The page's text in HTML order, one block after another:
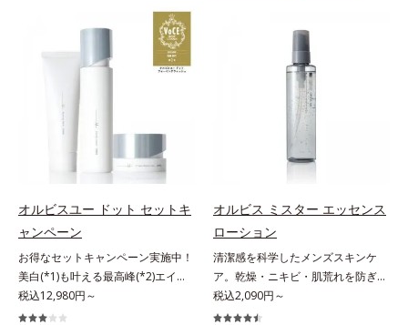
触れずに乾くまでそのままお待ちく
望の敏感肌用保湿スキンケアライン
「オルビス アクアニスト」。乾燥
敏感スランプの原因にアプローチす
る持続型トリプルアミノ酸(*4)を配
異物として排出されにくく、肌にと
どまってうるおいを蓄えてくれま
す。刺激を受けやすくなった角層を
うるおいで満たし、脱・敏感肌を目
指します。無油分・無着色・無香
料・アルコールフリー・界面活性剤
不使用(*5)・パラベンフリー、6つ
のフリー処方で徹底的に肌に寄り添
います。*1 乾燥と敏感をくり返す
こと*2 敏感肌対象連用テスト済
（すべての方のお肌に合うというこ
とではありません）*3 乾燥して敏
ではなく、肌で起きていることの根
本原因に着目。加齢とともに現れる
年齢サインについて研究を進めたと
ころ、弾力感のない状態である「ハ
リのなさ」や、くすみ(*7)などが現
れている状態である「透明感のな
さ」が、大人の肌印象に大きな影響
を与えていることがわかりました。
そこでオルビスユー ドットシリー
ズは美容成分(*8)として「G.D.F.ア
クティベーター(*9)」を配合。そし
て、従来から配合している美白(*1)
有効成分「トラネキサム酸」を配合
しました。さらに、シリーズ共通の
美容成分「GLルートブースター
(*10)」を配合することで、肌のふ
オルビスユー ドット セットキ
ャンペーン
お得なセットキャンペーン実施中！
美白(*1)も叶える最高峰(*2)エイジ
ングケア(*3)。ハリも透明感(*4)も
結果主義。年齢サイン(*5)の因子に
税込12,980円～
オルビス ミスター エッセンス
ローション
清潔感を科学したメンズスキンケ
ア。乾燥・ニキビ・肌荒れを防ぎハ
リ・ツヤのある、好印象な清潔透明
肌(*1)へ。オルビス ミスターは、男
税込2,090円～